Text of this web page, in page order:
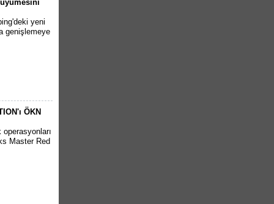
yeni
genişlemeye
ÖKN
Master Red